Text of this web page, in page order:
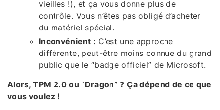
vieilles !), et ça vous donne plus de
contrôle. Vous n’êtes pas obligé d’acheter
du matériel spécial.
Inconvénient : C’est une approche
différente, peut-être moins connue du grand
public que le “badge officiel” de Microsoft.
Alors, TPM 2.0 ou “Dragon” ? Ça dépend de ce que
vous voulez !